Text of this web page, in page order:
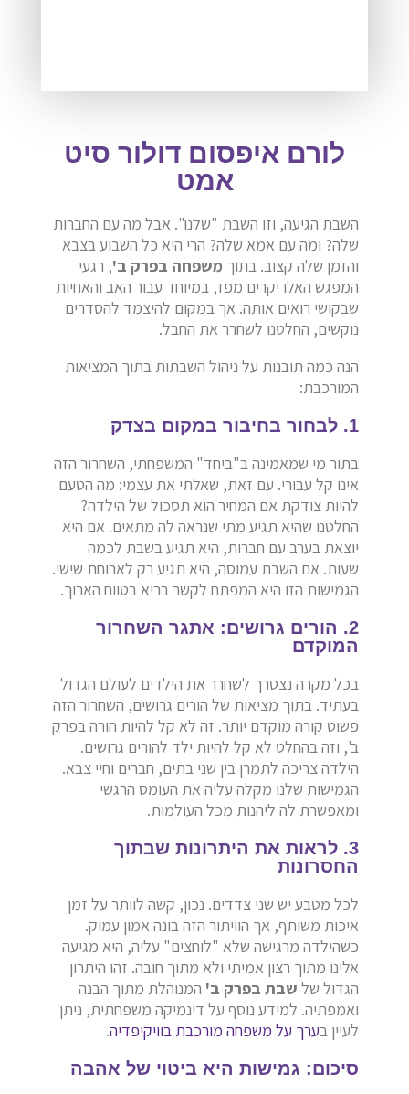
לורם איפסום דולור סיט
אמט
השבת הגיעה, וזו השבת "שלנו". אבל מה עם החברות
שלה? ומה עם אמא שלה? הרי היא כל השבוע בצבא
והזמן שלה קצוב. בתוך משפחה בפרק ב', רגעי
המפגש האלו יקרים מפז, במיוחד עבור האב והאחיות
שבקושי רואים אותה. אך במקום להיצמד להסדרים
נוקשים, החלטנו לשחרר את החבל.
הנה כמה תובנות על ניהול השבתות בתוך המציאות
המורכבת:
1. לבחור בחיבור במקום בצדק
בתור מי שמאמינה ב"ביחד" המשפחתי, השחרור הזה
אינו קל עבורי. עם זאת, שאלתי את עצמי: מה הטעם
להיות צודקת אם המחיר הוא תסכול של הילדה?
החלטנו שהיא תגיע מתי שנראה לה מתאים. אם היא
יוצאת בערב עם חברות, היא תגיע בשבת לכמה
שעות. אם השבת עמוסה, היא תגיע רק לארוחת שישי.
הגמישות הזו היא המפתח לקשר בריא בטווח הארוך.
2. הורים גרושים: אתגר השחרור
המוקדם
בכל מקרה נצטרך לשחרר את הילדים לעולם הגדול
בעתיד. בתוך מציאות של הורים גרושים, השחרור הזה
פשוט קורה מוקדם יותר. זה לא קל להיות הורה בפרק
ב', וזה בהחלט לא קל להיות ילד להורים גרושים.
הילדה צריכה לתמרן בין שני בתים, חברים וחיי צבא.
הגמישות שלנו מקלה עליה את העומס הרגשי
ומאפשרת לה ליהנות מכל העולמות.
3. לראות את היתרונות שבתוך
החסרונות
לכל מטבע יש שני צדדים. נכון, קשה לוותר על זמן
איכות משותף, אך הוויתור הזה בונה אמון עמוק.
כשהילדה מרגישה שלא "לוחצים" עליה, היא מגיעה
אלינו מתוך רצון אמיתי ולא מתוך חובה. זהו היתרון
הגדול של שבת בפרק ב' המנוהלת מתוך הבנה
ואמפתיה. למידע נוסף על דינמיקה משפחתית, ניתן
לעיין בערך על משפחה מורכבת בוויקיפדיה.
סיכום: גמישות היא ביטוי של אהבה